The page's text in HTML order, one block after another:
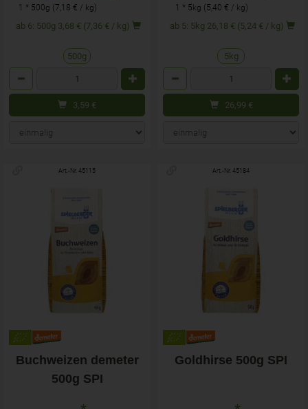
1 * 500g (7,18 € / kg)
ab 6: 500g 3,68 € (7,36 € / kg)
500g
3,59 €
1 * 5kg (5,40 € / kg)
ab 5: 5kg 26,18 € (5,24 € / kg)
5kg
26,99 €
Art.-Nr. 45115
Buchweizen demeter
500g SPI
Art.-Nr. 45184
Goldhirse 500g SPI